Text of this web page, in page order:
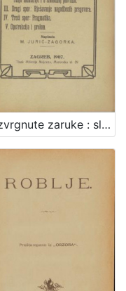
Razvrgnute zaruke : slike i dojmovi iz pomirbe i posljednjega rata s Magjarima u zajedničkom saboru u Budimpešti : prijateljstvo, sporovi, borba i prelom / napisala M. Jurić-Zagorka.